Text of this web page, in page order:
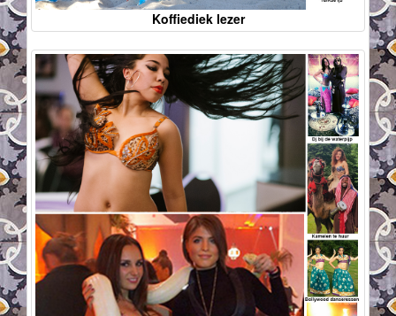
Koffiediek lezer